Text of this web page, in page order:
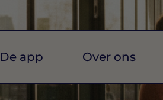
De app Over ons